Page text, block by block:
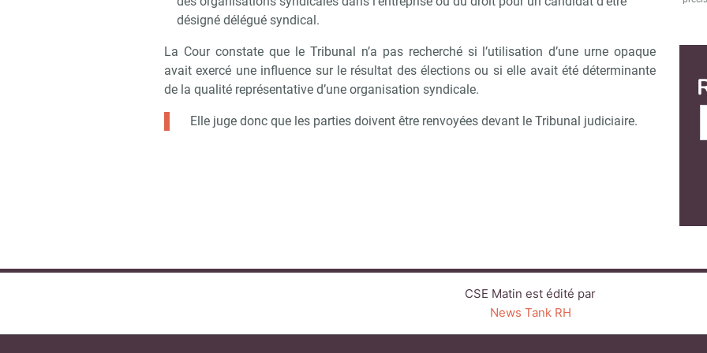
désigné délégué syndical.
La Cour constate que le Tribunal n’a pas recherché si l’utilisation d’une urne opaque
avait exercé une influence sur le résultat des élections ou si elle avait été déterminante
de la qualité représentative d’une organisation syndicale.
Elle juge donc que les parties doivent être renvoyées devant le Tribunal judiciaire.
CSE Matin est édité par
News Tank RH